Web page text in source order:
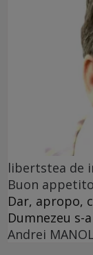
libertstea de
Buon
Dar, apropo,
Dumnezeu
Andrei